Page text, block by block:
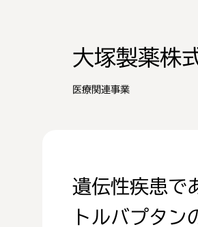
大塚製薬株
医療関連事業
遺伝性疾患で
トルバプタ